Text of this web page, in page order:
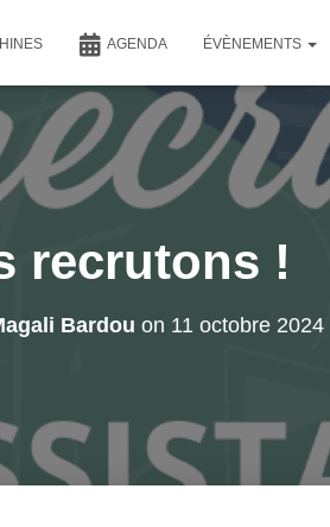
AGENDA ÉVÈNEMENTS
recrutons !
Bardou on 11 octobre 2024